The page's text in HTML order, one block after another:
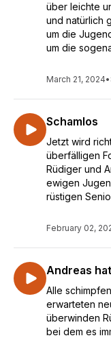
über leichte
und natürlich
um die
um die
March 21, 2024•
Schamlos
Jetzt wird
überfälligen
Rüdiger und
ewigen
rüstigen
February 02,
Andreas
Alle
erwarteten
überwinden
bei dem es